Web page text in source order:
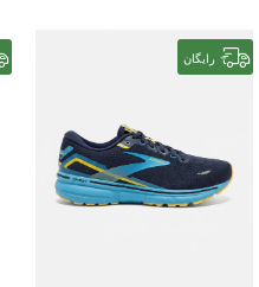
رایگان